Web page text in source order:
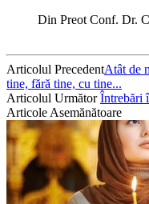
Din Preot Conf. Dr.
Articolul PrecedentAtât de
tine, fără tine, cu tine...
Articolul UrmătorÎntrebări
Articole Asemănătoare